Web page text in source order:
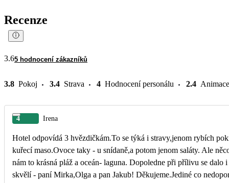
Recenze
3.65 hodnocení zákazníků
3.8 Pokoj 3.4 Strava 4 Hodnocení personálu 2.4 Animace
4 Irena
Hotel odpovídá 3 hvězdičkám.To se týká i stravy,jenom rybích
kuřecí maso.Ovoce taky - u snídaně,a potom jenom saláty. Ale
nám to krásná pláž a oceán- laguna. Dopoledne při přílivu se dalo
skvělí - paní Mirka,Olga a pan Jakub! Děkujeme.Jediné co